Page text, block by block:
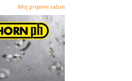
Moj prijavni račun